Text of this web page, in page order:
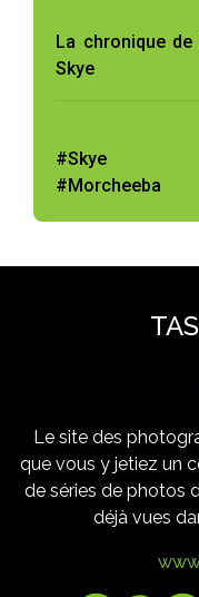
La chronique
Skye
#Skye
#Morcheeba
Le site des
que vous y jetiez un
de séries de photos
déjà vues